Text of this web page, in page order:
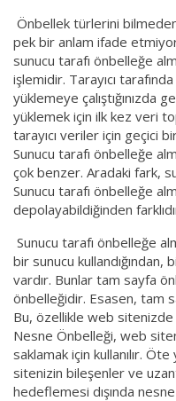
Önbellek türlerini
pek bir anlam ifade
sunucu tarafı önbelleğe
işlemidir. Tarayıcı
yüklemeye çalıştığınızda
yüklemek için ilk kez veri
tarayıcı veriler için geçici
Sunucu tarafı önbelleğe
çok benzer. Aradaki fark,
Sunucu tarafı önbelleğe
depolayabildiğinden
Sunucu tarafı önbelleğe
bir sunucu
vardır. Bunlar tam sayfa
önbelleğidir. Esasen, tam
Bu, özellikle web sitenizde
Nesne Önbelleği, web
saklamak için kullanılır.
sitenizin bileşenler ve
hedeflemesi dışında